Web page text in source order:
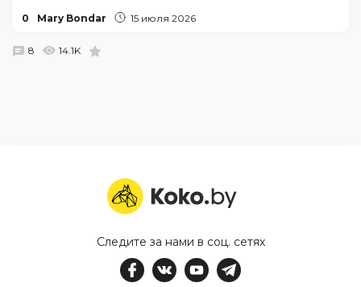
0 Mary Bondar 15 июля 2026
8 14.1K
Следите за нами в соц. сетях